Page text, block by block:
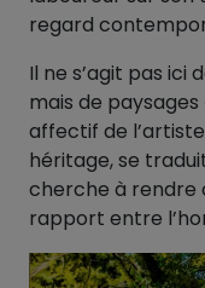
regard
Il ne s’agit pas ici
mais de paysages
affectif de
héritage, se
cherche à rendre
rapport entre